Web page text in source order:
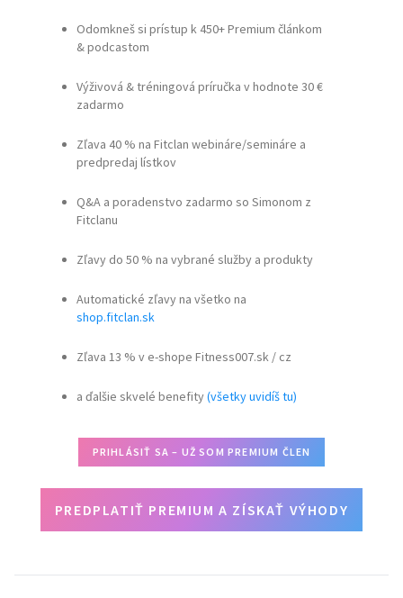
Odomkneš si prístup k 450+ Premium článkom
& podcastom
Výživová & tréningová príručka v hodnote 30 €
zadarmo
Zľava 40 % na Fitclan webináre/semináre a
predpredaj lístkov
Q&A a poradenstvo zadarmo so Simonom z
Fitclanu
Zľavy do 50 % na vybrané služby a produkty
Automatické zľavy na všetko na
shop.fitclan.sk
Zľava 13 % v e-shope Fitness007.sk / cz
a ďalšie skvelé benefity(všetky uvidíš tu)
PRIHLÁSIŤ SA – UŽ SOM PREMIUM ČLEN
PREDPLATIŤ PREMIUM A ZÍSKAŤ VÝHODY